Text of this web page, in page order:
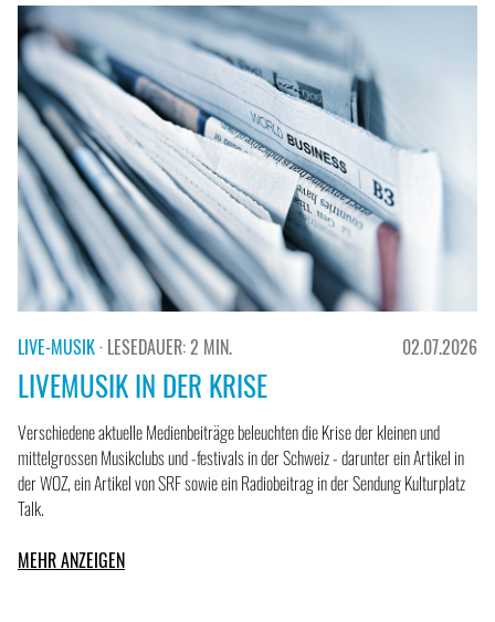
LIVE-MUSIK· LESEDAUER: 2 MIN. 02.07.2026
LIVEMUSIK IN DER KRISE
Verschiedene aktuelle Medienbeiträge beleuchten die Krise der kleinen und
mittelgrossen Musikclubs und -festivals in der Schweiz - darunter ein Artikel in
der WOZ, ein Artikel von SRF sowie ein Radiobeitrag in der Sendung Kulturplatz
Talk.
MEHR ANZEIGEN